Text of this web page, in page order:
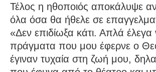
Τέλος η ηθοποιός αποκάλυψε
όλα όσα θα ήθελε σε
«Δεν επιδίωξα κάτι. Απλά έλεγα
πράγματα που μου έφερνε ο
έγιναν τυχαία στη ζωή μου,